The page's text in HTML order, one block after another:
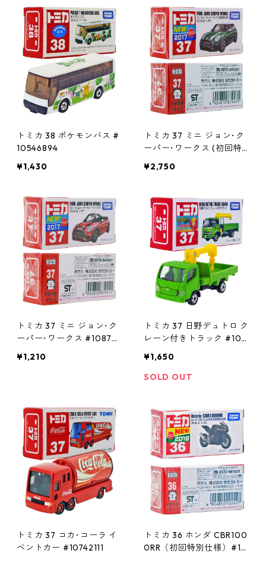
トミカ 38 ポケモンバス #
10546894
¥1,430
トミカ 37 ミニ ジョン･ク
ーパー･ワークス (初回特
¥2,750
トミカ 37 ミニ ジョン･ク
ーパー･ワークス #108794
¥1,210
トミカ 37 日野デュトロ ク
レーン付きトラック #103
¥1,650
SOLD OUT
トミカ 37 コカ･コーラ イ
ベントカー #10742111
トミカ 36 ホンダ CBR100
0RR（初回特別仕様）#10